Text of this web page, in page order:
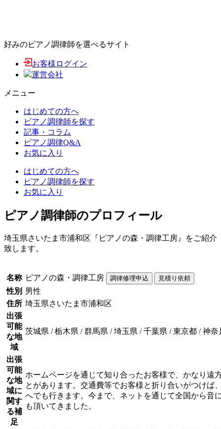
好みのピアノ調律師を選べるサイト
お客様ログイン
運営会社
メニュー
はじめての方へ
ピアノ調律師を探す
記事・コラム
ピアノ調律Q&A
お気に入り
はじめての方へ
ピアノ調律師を探す
お気に入り
ピアノ調律師のプロフィール
埼玉県さいたま市浦和区『ピアノの森・調律工房』をご紹介
致します。
名称 ピアノの森・調律工房
性別 男性
住所 埼玉県さいたま市浦和区
出張
可能
な地
域
茨城県 / 栃木県 / 群馬県 / 埼玉県 / 千葉県 / 東京都 / 神
出張
可能
な地
域に
関す
る補
足
ホームページを通じて知り合ったお客様で、かなり遠
とがあります。交通費等でお客様と折り合いがつけば
へでも行きます。今まで、ネットを通じて全国から音
も頂いてきました。